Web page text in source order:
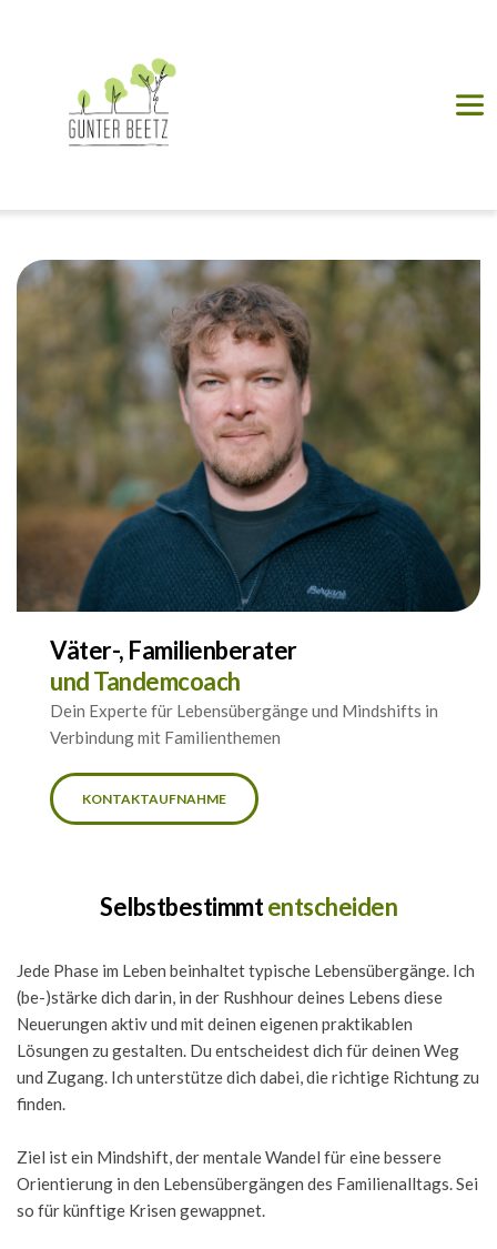
Väter-, Familienberater
und Tandemcoach
Dein Experte für Lebensübergänge und Mindshifts in
Verbindung mit Familienthemen
KONTAKTAUFNAHME
Selbstbestimmt entscheiden
Jede Phase im Leben beinhaltet typische Lebensübergänge. Ich
(be-)stärke dich darin, in der Rushhour deines Lebens diese
Neuerungen aktiv und mit deinen eigenen praktikablen
Lösungen zu gestalten. Du entscheidest dich für deinen Weg
und Zugang. Ich unterstütze dich dabei, die richtige Richtung zu
finden.
Ziel ist ein Mindshift, der mentale Wandel für eine bessere
Orientierung in den Lebensübergängen des Familienalltags. Sei
so für künftige Krisen gewappnet.